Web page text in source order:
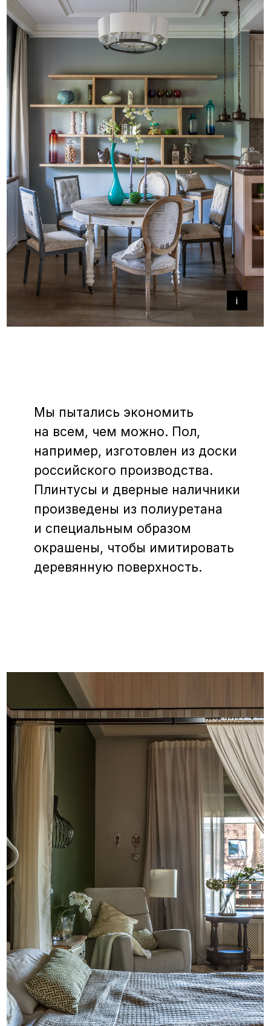
За время работы над проектом
в семье заказчиков родилось
старшего ребенка успели
включить в проектные работы,
а для младшего — в качестве
промежуточного решения —
+
i
+
i
©2026INTRO by Chak.
Все права защищены